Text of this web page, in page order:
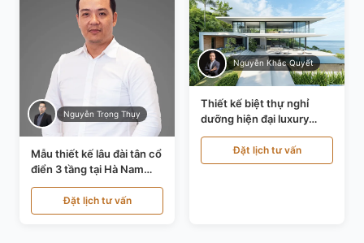
Nguyễn Trọng Thụy
Mẫu thiết kế lâu đài tân cổ
điển 3 tầng tại Hà Nam
KT24821
Đặt lịch tư vấn
Nguyễn Khắc Quyết
Thiết kế biệt thự nghỉ
dưỡng hiện đại luxury
700m² tại Đà Nẵng
KT24616Đặt lịch tư vấn